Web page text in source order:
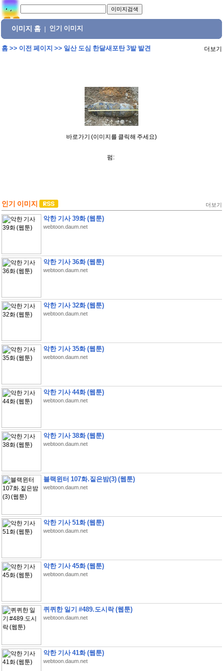
이미지 홈 인기 이미지
홈>> 이전 페이지 >> 일산 도심 한달새포탄 3발 발견 더보기
바로가기 (이미지를 클릭해 주세요)
펌:
인기 이미지 더보기
악한 기사 39화 (웹툰)
webtoon.daum.net
악한 기사 36화 (웹툰)
webtoon.daum.net
악한 기사 32화 (웹툰)
webtoon.daum.net
악한 기사 35화 (웹툰)
webtoon.daum.net
악한 기사 44화 (웹툰)
webtoon.daum.net
악한 기사 38화 (웹툰)
webtoon.daum.net
블랙윈터 107화.짙은밤(3) (웹툰)
webtoon.daum.net
악한 기사 51화 (웹툰)
webtoon.daum.net
악한 기사 45화 (웹툰)
webtoon.daum.net
퀴퀴한 일기 #489.도시락 (웹툰)
webtoon.daum.net
악한 기사 41화 (웹툰)
webtoon.daum.net